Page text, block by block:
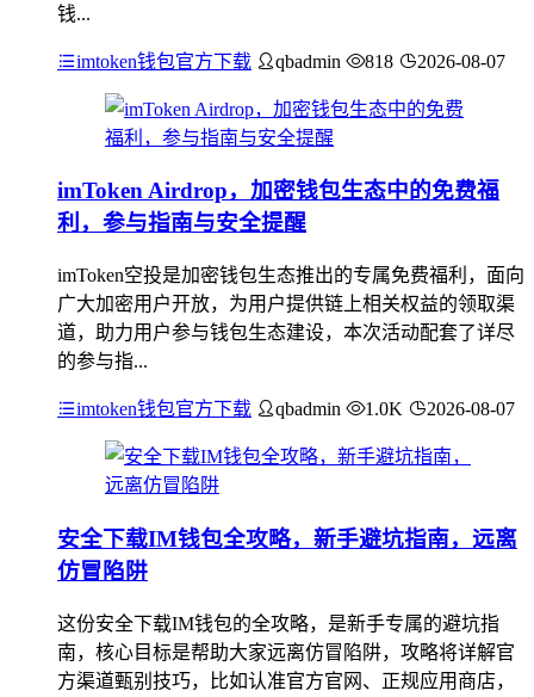
钱...
imtoken钱包官方下载 qbadmin 818 2026-08-07
imToken Airdrop，加密钱包生态中的免费福
利，参与指南与安全提醒
imToken空投是加密钱包生态推出的专属免费福利，面向
广大加密用户开放，为用户提供链上相关权益的领取渠
道，助力用户参与钱包生态建设，本次活动配套了详尽
的参与指...
imtoken钱包官方下载 qbadmin 1.0K 2026-08-07
安全下载IM钱包全攻略，新手避坑指南，远离
仿冒陷阱
这份安全下载IM钱包的全攻略，是新手专属的避坑指
南，核心目标是帮助大家远离仿冒陷阱，攻略将详解官
方渠道甄别技巧，比如认准官方官网、正规应用商店，